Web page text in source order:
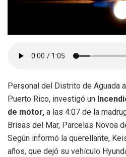
Personal del Distrito de Aguada
Puerto Rico, investigó un
de motor, a las 4:07 de la
Brisas del Mar, Parcelas Novoa
Según informó la querellante,
años, que dejó su vehículo